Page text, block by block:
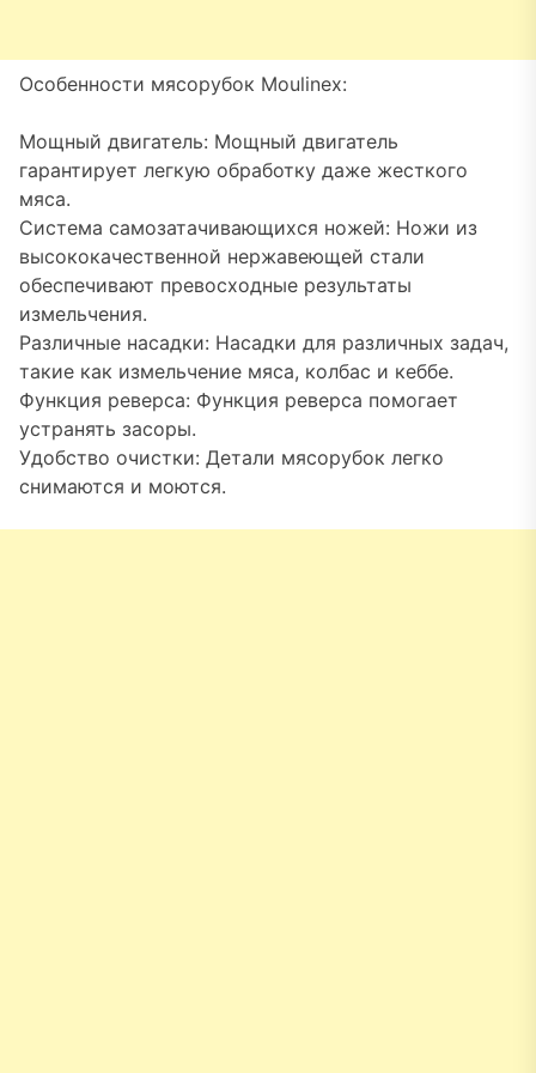
Особенности мясорубок Moulinex:
Мощный двигатель: Мощный двигатель
гарантирует легкую обработку даже жесткого
мяса.
Система самозатачивающихся ножей: Ножи из
высококачественной нержавеющей стали
обеспечивают превосходные результаты
измельчения.
Различные насадки: Насадки для различных задач,
такие как измельчение мяса, колбас и кеббе.
Функция реверса: Функция реверса помогает
устранять засоры.
Удобство очистки: Детали мясорубок легко
снимаются и моются.